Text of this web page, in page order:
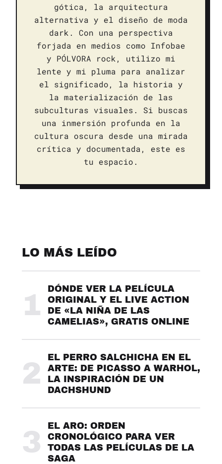
gótica, la arquitectura
alternativa y el diseño de moda
dark. Con una perspectiva
forjada en medios como Infobae
y PÓLVORA rock, utilizo mi
lente y mi pluma para analizar
el significado, la historia y
la materialización de las
subculturas visuales. Si buscas
una inmersión profunda en la
cultura oscura desde una mirada
crítica y documentada, este es
tu espacio.
LO MÁS LEÍDO
1
DÓNDE VER LA PELÍCULA
ORIGINAL Y EL LIVE ACTION
DE «LA NIÑA DE LAS
CAMELIAS», GRATIS ONLINE
2
EL PERRO SALCHICHA EN EL
ARTE: DE PICASSO A WARHOL,
LA INSPIRACIÓN DE UN
DACHSHUND
3
EL ARO: ORDEN
CRONOLÓGICO PARA VER
TODAS LAS PELÍCULAS DE LA
SAGA